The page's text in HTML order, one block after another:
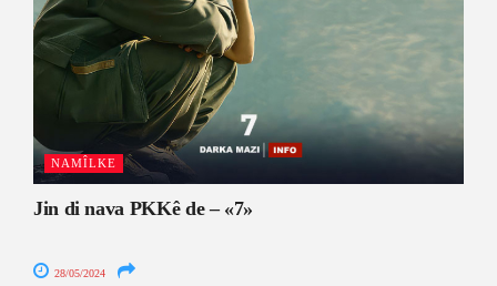
NAMÎLKE
Jin di nava PKKê de – «7»
28/05/2024